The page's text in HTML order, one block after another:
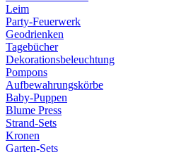
Leim
Party-Feuerwerk
Geodrienken
Tagebücher
Dekorationsbeleuchtung
Pompons
Aufbewahrungskörbe
Baby-Puppen
Blume Press
Strand-Sets
Kronen
Garten-Sets